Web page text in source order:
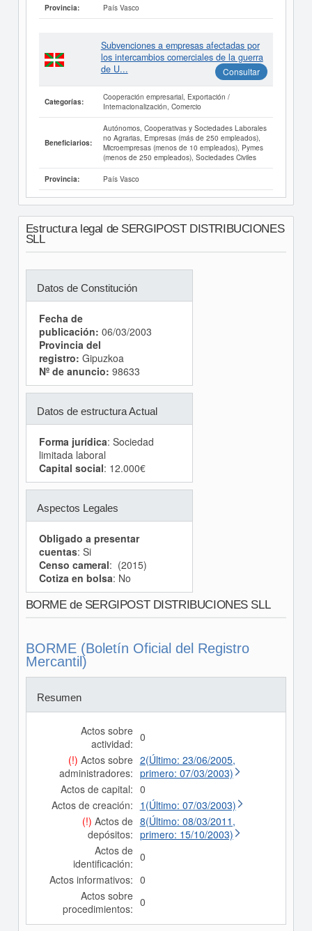
Provincia: País Vasco
Subvenciones a empresas afectadas por
los intercambios comerciales de la guerra
de U...
Consultar
Categorías:
Cooperación empresarial, Exportación /
Internacionalización, Comercio
Beneficiarios:
Autónomos, Cooperativas y Sociedades Laborales
no Agrarias, Empresas (más de 250 empleados),
Microempresas (menos de 10 empleados), Pymes
(menos de 250 empleados), Sociedades Civiles
Provincia: País Vasco
Estructura legal de SERGIPOST DISTRIBUCIONES
SLL
Datos de Constitución
Fecha de
publicación: 06/03/2003
Provincia del
registro: Gipuzkoa
Nº de anuncio: 98633
Datos de estructura Actual
Forma jurídica: Sociedad
limitada laboral
Capital social: 12.000€
Aspectos Legales
Obligado a presentar
cuentas: Si
Censo cameral: (2015)
Cotiza en bolsa: No
BORME de SERGIPOST DISTRIBUCIONES SLL
BORME (Boletín Oficial del Registro
Mercantil)
Resumen
Actos sobre
actividad: 0
(!) Actos sobre
administradores:
2(Último: 23/06/2005,
primero: 07/03/2003)
Actos de capital: 0
Actos de creación: 1(Último: 07/03/2003)
(!) Actos de
depósitos:
8(Último: 08/03/2011,
primero: 15/10/2003)
Actos de
identificación: 0
Actos informativos: 0
Actos sobre
procedimientos: 0